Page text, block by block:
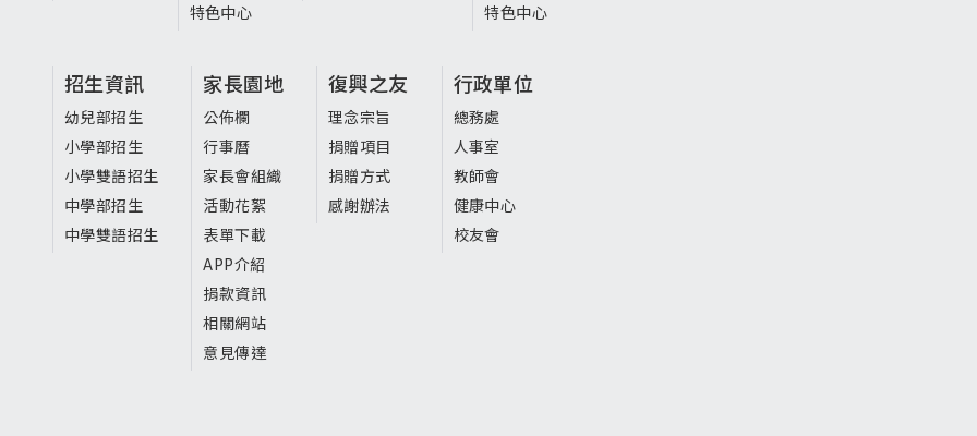
特色中心
特色中心
招生資訊
幼兒部招生
小學部招生
小學雙語招生
中學部招生
中學雙語招生
家長園地
公佈欄
行事曆
家長會組織
活動花絮
表單下載
APP介紹
捐款資訊
相關網站
意見傳達
復興之友
理念宗旨
捐贈項目
捐贈方式
感謝辦法
行政單位
總務處
人事室
教師會
健康中心
校友會